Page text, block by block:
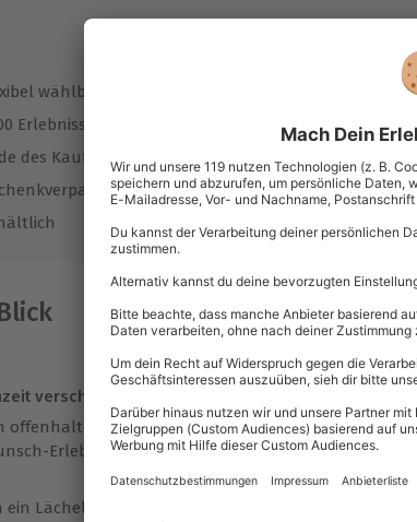
wählbar
Erlebnisse
des Kaufjahres
mit edlem Golddruck erhältlich
verschenken…
Mit einem Wertgutschein findet Dein
Erlebnis. So schaffst Du besondere Momente, die
Lächeln ins Gesicht.